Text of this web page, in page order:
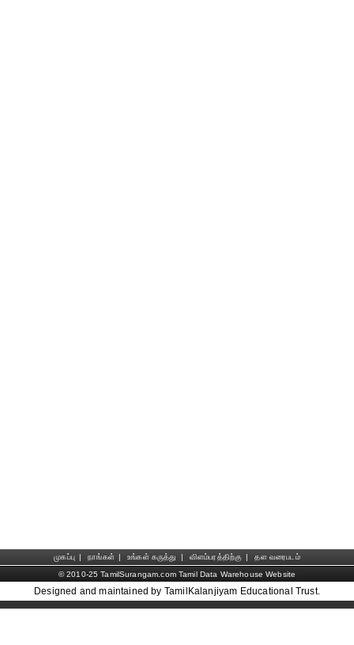
முகப்பு | நாங்கள் | உங்கள் கருத்து | விளம்பரத்திற்கு |
தள வரைபடம்
© 2010-25 TamilSurangam.com Tamil Data Warehouse Website
Designed and maintained by TamilKalanjiyam Educational Trust.